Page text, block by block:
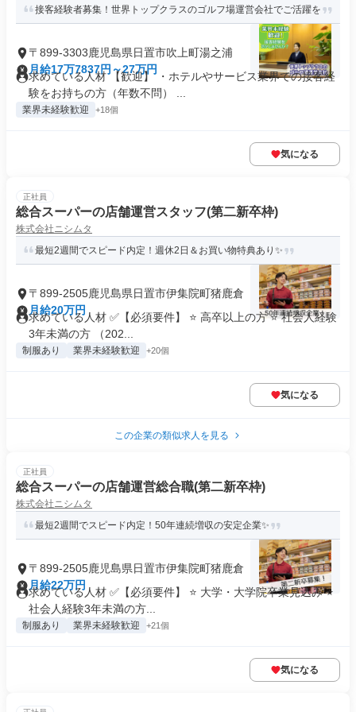
接客経験者募集！世界トップクラスのゴルフ場運営会社でご活躍を
〒899-3303鹿児島県日置市吹上町湯之浦
月給17万7837円～27万円
求めている人材 【歓迎】 ・ホテルやサービス業界での接客経
験をお持ちの方（年数不問） ...
業界未経験歓迎 +18個
気になる
正社員
総合スーパーの店舗運営スタッフ(第二新卒枠)
株式会社ニシムタ
最短2週間でスピード内定！週休2日＆お買い物特典あり✨
〒899-2505鹿児島県日置市伊集院町猪鹿倉
月給20万円
求めている人材 ✅【必須要件】 ⭐ 高卒以上の方 ⭐ 社会人経験
3年未満の方 （202...
制服あり 業界未経験歓迎 +20個
気になる
この企業の類似求人を見る
正社員
総合スーパーの店舗運営総合職(第二新卒枠)
株式会社ニシムタ
最短2週間でスピード内定！50年連続増収の安定企業✨
〒899-2505鹿児島県日置市伊集院町猪鹿倉
月給22万円
求めている人材 ✅【必須要件】 ⭐ 大学・大学院卒業見込み ⭐
社会人経験3年未満の方...
制服あり 業界未経験歓迎 +21個
気になる